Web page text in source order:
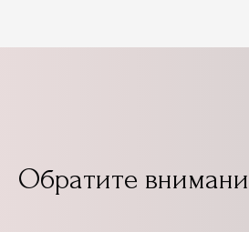
Обратите